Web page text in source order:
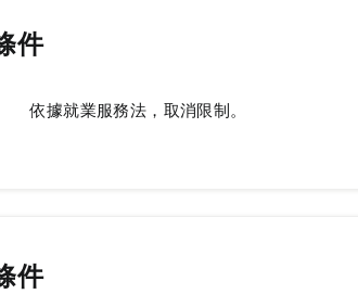
件
依據就業服務法，取消限制。
件